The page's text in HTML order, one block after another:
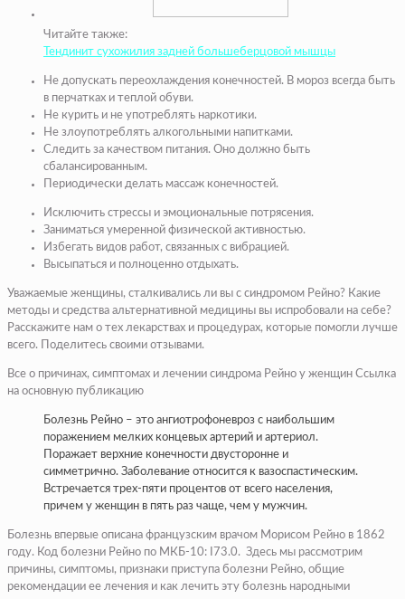
Читайте также:
Тендинит сухожилия задней большеберцовой мышцы
Не допускать переохлаждения конечностей. В мороз всегда быть
в перчатках и теплой обуви.
Не курить и не употреблять наркотики.
Не злоупотреблять алкогольными напитками.
Следить за качеством питания. Оно должно быть
сбалансированным.
Периодически делать массаж конечностей.
Исключить стрессы и эмоциональные потрясения.
Заниматься умеренной физической активностью.
Избегать видов работ, связанных с вибрацией.
Высыпаться и полноценно отдыхать.
Уважаемые женщины, сталкивались ли вы с синдромом Рейно? Какие
методы и средства альтернативной медицины вы испробовали на себе?
Расскажите нам о тех лекарствах и процедурах, которые помогли лучше
всего. Поделитесь своими отзывами.
Все о причинах, симптомах и лечении синдрома Рейно у женщин Ссылка
на основную публикацию
Болезнь Рейно – это ангиотрофоневроз с наибольшим
поражением мелких концевых артерий и артериол.
Поражает верхние конечности двусторонне и
симметрично. Заболевание относится к вазоспастическим.
Встречается трех-пяти процентов от всего населения,
причем у женщин в пять раз чаще, чем у мужчин.
Болезнь впервые описана французским врачом Морисом Рейно в 1862
году. Код болезни Рейно по МКБ-10: I73.0. Здесь мы рассмотрим
причины, симптомы, признаки приступа болезни Рейно, общие
рекомендации ее лечения и как лечить эту болезнь народными